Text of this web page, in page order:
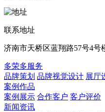
联系地址
济南市天桥区蓝翔路57号4号
多荣多服务
品牌策划 品牌视觉设计 展厅
案例作品
案例展示 合作客户 客户评价
新闻资讯